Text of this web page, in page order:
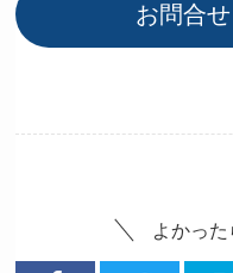
お問合
よかった